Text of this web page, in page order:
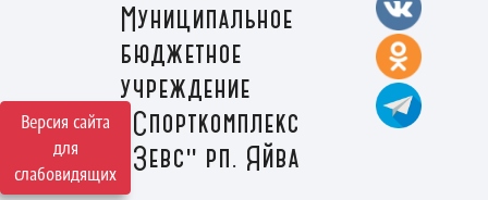
Версия сайта
для
слабовидящих
Муниципальное
бюджетное
учреждение
"Спорткомплекс
"Зевс" рп. Яйва